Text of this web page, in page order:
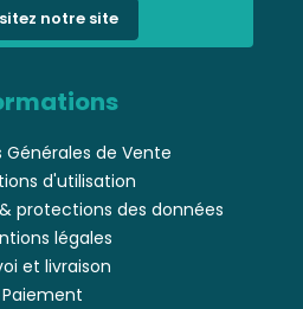
notre site
Générales de Vente
d'utilisation
protections des données
légales
et livraison
Paiement